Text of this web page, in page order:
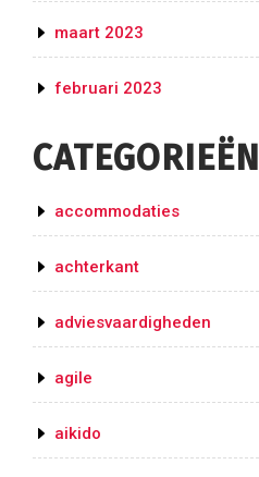
maart 2023
februari 2023
CATEGORIEËN
accommodaties
achterkant
adviesvaardigheden
agile
aikido